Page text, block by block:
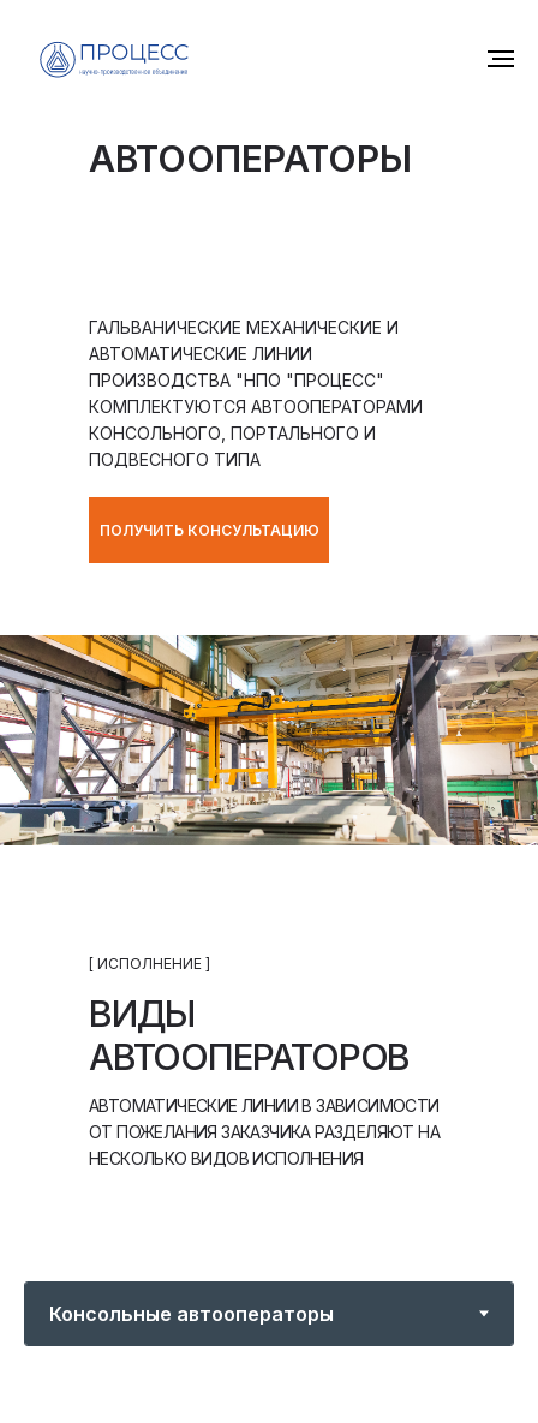
АВТООПЕРАТОРЫ
ГАЛЬВАНИЧЕСКИЕ МЕХАНИЧЕСКИЕ И
АВТОМАТИЧЕСКИЕ ЛИНИИ
ПРОИЗВОДСТВА "НПО "ПРОЦЕСС"
КОМПЛЕКТУЮТСЯ АВТООПЕРАТОРАМИ
КОНСОЛЬНОГО, ПОРТАЛЬНОГО И
ПОДВЕСНОГО ТИПА
ПОЛУЧИТЬ КОНСУЛЬТАЦИЮ
[ ИСПОЛНЕНИЕ ]
ВИДЫ
АВТООПЕРАТОРОВ
АВТОМАТИЧЕСКИЕ ЛИНИИ В ЗАВИСИМОСТИ
ОТ ПОЖЕЛАНИЯ ЗАКАЗЧИКА РАЗДЕЛЯЮТ НА
НЕСКОЛЬКО ВИДОВ ИСПОЛНЕНИЯ